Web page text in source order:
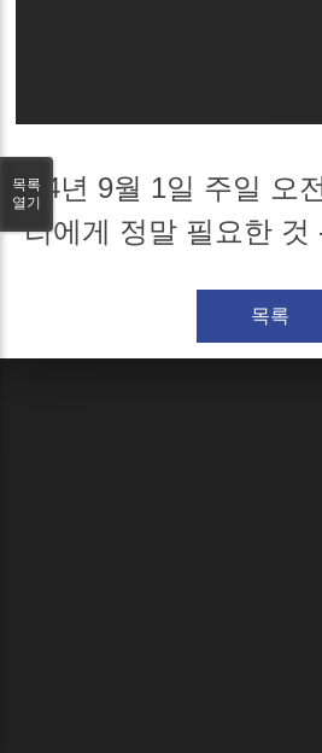
24년 9월 1일 주일 오
리에게 정말 필요한 것
목록
목록
열기